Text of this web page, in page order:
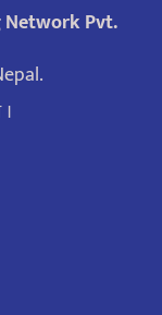
Pvt.